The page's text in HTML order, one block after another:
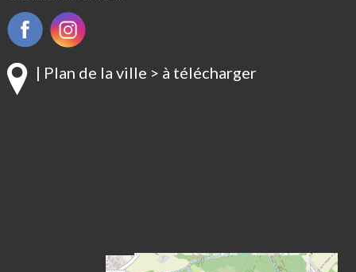
| Plan de la ville > à télécharger